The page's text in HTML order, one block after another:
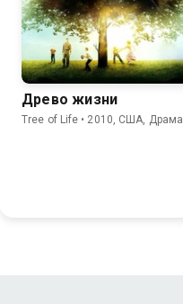
Древо жизни
Tree of Life • 2010, США, Драма